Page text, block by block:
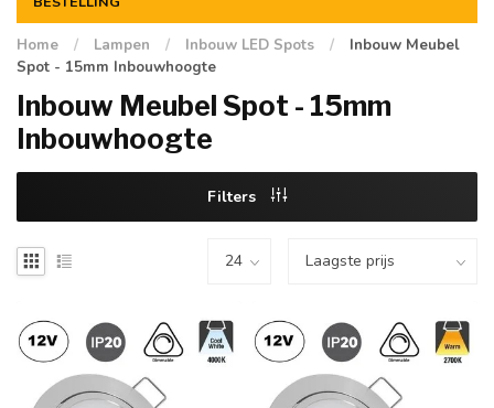
Home / Lampen / Inbouw LED Spots /
Inbouw Meubel
Spot - 15mm Inbouwhoogte
Inbouw Meubel Spot - 15mm
Inbouwhoogte
Filters